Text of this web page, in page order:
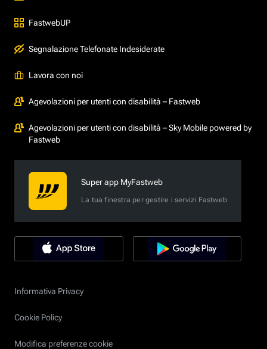
FastwebUP
Segnalazione Telefonate Indesiderate
Lavora con noi
Agevolazioni per utenti con disabilità – Fastweb
Agevolazioni per utenti con disabilità – Sky Mobile powered by
Fastweb
Super app MyFastweb
La tua finestra per gestire i servizi Fastweb
Informativa Privacy
Cookie Policy
Modifica preferenze cookie